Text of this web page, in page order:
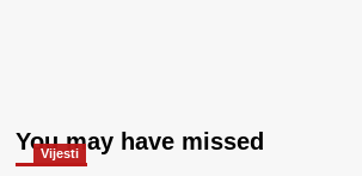
You may have missed
Vijesti